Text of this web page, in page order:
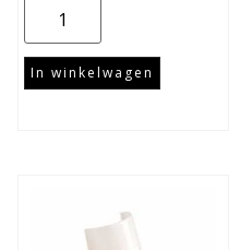
In winkelwagen